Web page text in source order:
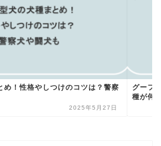
め！性格やしつけのコツは？警察
2025年5月27日
グーフ
種が何